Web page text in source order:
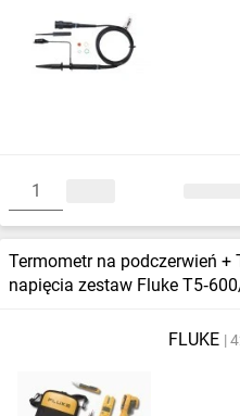
Termometr na podczerwień +
napięcia zestaw Fluke
FLUKE